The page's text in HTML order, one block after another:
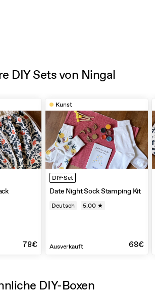
DIY Sets von Ningal
78€
Kunst
DIY-Set
Date Night Sock Stamping Kit
Deutsch 5.00 ★
Ausverkauft 68€
DIY-Boxen